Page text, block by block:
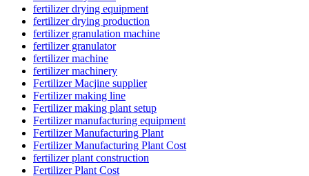
fertilizer drying equipment
fertilizer drying production
fertilizer granulation machine
fertilizer granulator
fertilizer machine
fertilizer machinery
Fertilizer Macjine supplier
Fertilizer making line
Fertilizer making plant setup
Fertilizer manufacturing equipment
Fertilizer Manufacturing Plant
Fertilizer Manufacturing Plant Cost
fertilizer plant construction
Fertilizer Plant Cost